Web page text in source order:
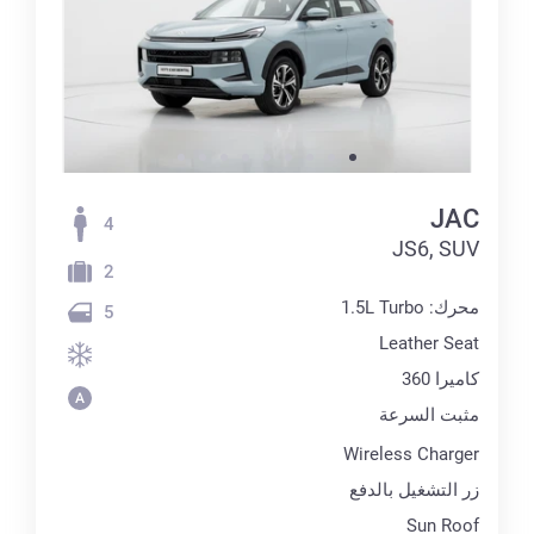
JAC
JS6, SUV
محرك: 1.5L Turbo
Leather Seat
كاميرا 360
مثبت السرعة
Wireless Charger
زر التشغيل بالدفع
Sun Roof
4
2
5